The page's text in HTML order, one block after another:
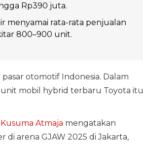
Rp390 juta.
menyamai rata-rata penjualan
800–900 unit.
otomotif Indonesia. Dalam
mobil hybrid terbaru Toyota itu
Atmaja mengatakan
arena GJAW 2025 di Jakarta,